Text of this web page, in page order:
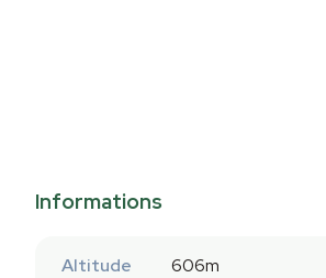
Informations
Altitude
606m